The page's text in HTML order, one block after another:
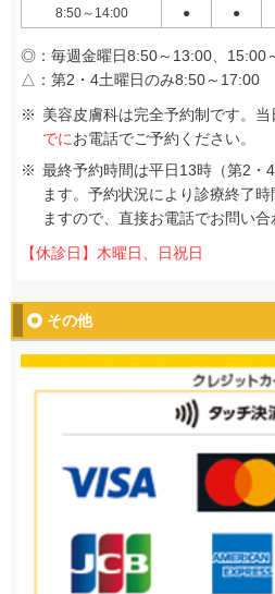
8:50～14:00 ● ●
◎：毎週金曜日8:50～13:00、15:00
△：第2・4土曜日のみ8:50～17:00
美容皮膚科は完全予約制です。
でにお電話でご予約ください。
最終予約時間は平日13時（第2・
ます。予約状況により診療終了
ますので、直接お電話でお問い合
【休診日】木曜日、日祝日
その他